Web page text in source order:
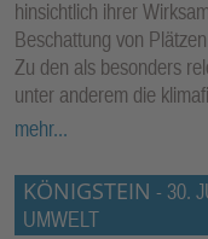
hinsichtlich ihrer
Beschattung von Plätzen
Zu den als besonders
unter anderem die
mehr...
KÖNIGSTEIN - 30.
UMWELT